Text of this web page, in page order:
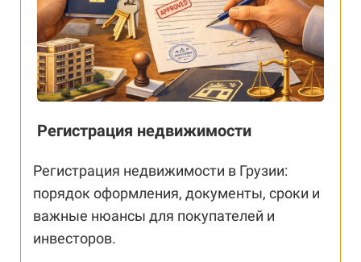
Регистрация недвижимости
Регистрация недвижимости в Грузии:
порядок оформления, документы, сроки и
важные нюансы для покупателей и
инвесторов.